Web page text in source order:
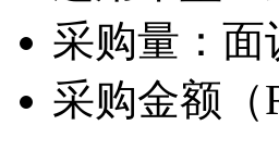
采购量： 面
采购金额（